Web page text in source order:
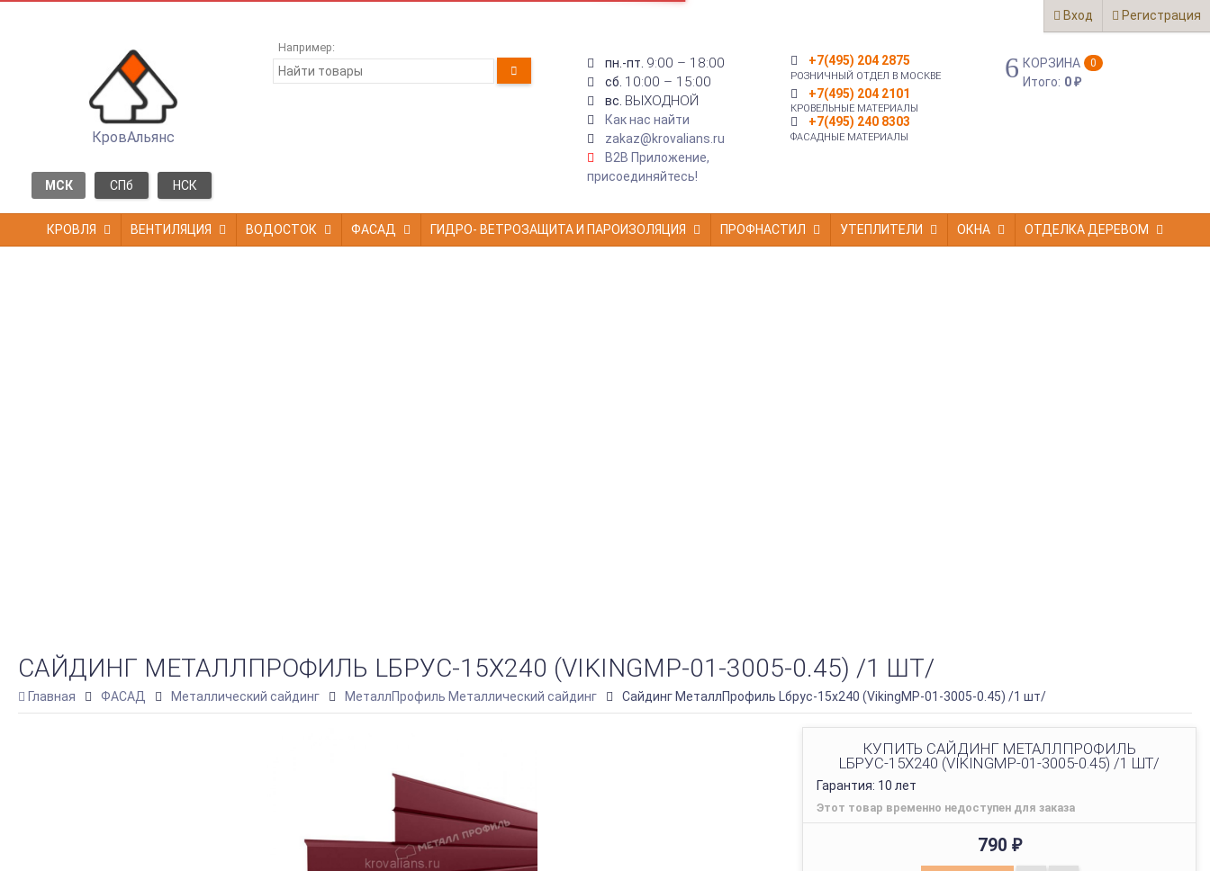
Вход Регистрация
КровАльянс
МСК СПб НСК
Например:
пн.-пт. 9:00 – 18:00
сб. 10:00 – 15:00
вс. ВЫХОДНОЙ
Как нас найти
zakaz@krovalians.ru
B2B Приложение,
присоединяйтесь!
+7(495) 204 2875
РОЗНИЧНЫЙ ОТДЕЛ В МОСКВЕ
+7(495) 204 2101
КРОВЕЛЬНЫЕ МАТЕРИАЛЫ
+7(495) 240 8303
ФАСАДНЫЕ МАТЕРИАЛЫ
КОРЗИНА 0
Итого: 0₽
КРОВЛЯ ВЕНТИЛЯЦИЯ ВОДОСТОК ФАСАД ГИДРО- ВЕТРОЗАЩИТА И ПАРОИЗОЛЯЦИЯ ПРОФНАСТИЛ УТЕПЛИТЕЛИ ОКНА ОТДЕЛКА ДЕРЕВОМ
САЙДИНГ МЕТАЛЛПРОФИЛЬ LБРУС-15Х240 (VIKINGMP-01-3005-0.45) /1 ШТ/
Главная ФАСАД Металлический сайдинг МеталлПрофиль Металлический сайдинг Сайдинг МеталлПрофиль Lбрус-15х240 (VikingMP-01-3005-0.45) /1 шт/
КУПИТЬ САЙДИНГ МЕТАЛЛПРОФИЛЬ
LБРУС-15Х240 (VIKINGMP-01-3005-0.45) /1 ШТ/
Гарантия: 10 лет
Этот товар временно недоступен для заказа
790 ₽